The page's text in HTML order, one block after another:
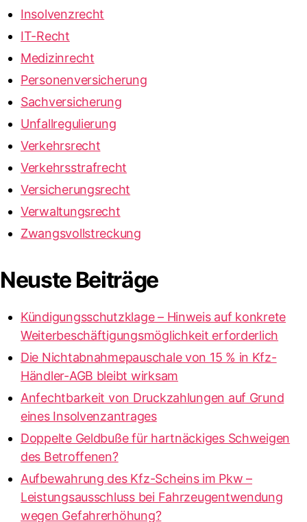
Insolvenzrecht
IT-Recht
Medizinrecht
Personenversicherung
Sachversicherung
Unfallregulierung
Verkehrsrecht
Verkehrsstrafrecht
Versicherungsrecht
Verwaltungsrecht
Zwangsvollstreckung
Neuste Beiträge
Kündigungsschutzklage – Hinweis auf konkrete
Weiterbeschäftigungsmöglichkeit erforderlich
Die Nichtabnahmepauschale von 15 % in Kfz-
Händler-AGB bleibt wirksam
Anfechtbarkeit von Druckzahlungen auf Grund
eines Insolvenzantrages
Doppelte Geldbuße für hartnäckiges Schweigen
des Betroffenen?
Aufbewahrung des Kfz-Scheins im Pkw –
Leistungsausschluss bei Fahrzeugentwendung
wegen Gefahrerhöhung?